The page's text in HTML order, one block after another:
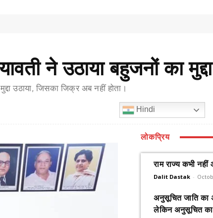
ने उठाया बहुजनों का मुद्दा
उठाया, जिसका जिक्र अब नहीं होता।
Hindi
लोकप्रिय
राम राज्य कभी नहीं
Dalit Dastak -
अनुसूचित जाति का
लेकिन अनुसूचित